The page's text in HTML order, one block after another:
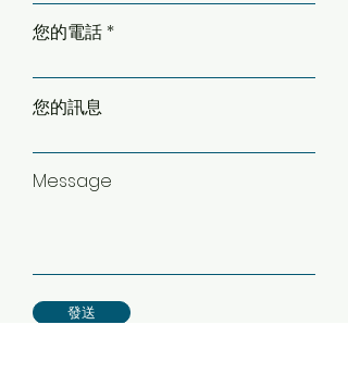
您的電話
您的訊息
Message
發送